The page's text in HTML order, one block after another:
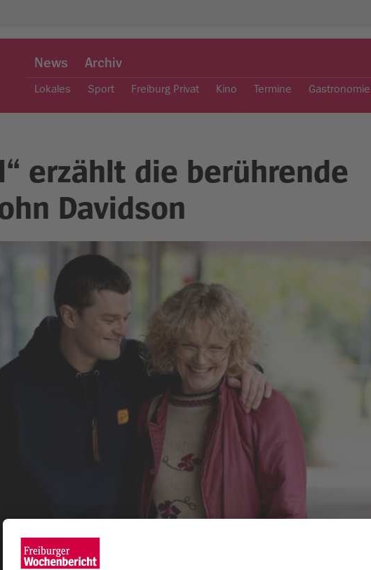
News Archiv
Lokales Sport Freiburg Privat Kino Termine
erzählt die berührende
Davidson